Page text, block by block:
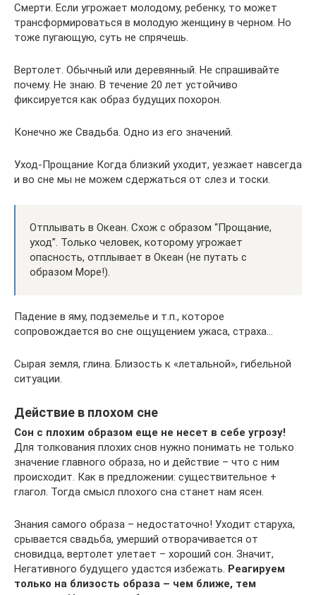
Смерти. Если угрожает молодому, ребенку, то может
трансформироваться в молодую женщину в черном. Но
тоже пугающую, суть не спрячешь.
Вертолет. Обычный или деревянный. Не спрашивайте
почему. Не знаю. В течение 20 лет устойчиво
фиксируется как образ будущих похорон.
Конечно же Свадьба. Одно из его значений.
Уход-Прощание Когда близкий уходит, уезжает навсегда
и во сне мы не можем сдержаться от слез и тоски.
Отплывать в Океан. Схож с образом “Прощание,
уход”. Только человек, которому угрожает
опасность, отплывает в Океан (не путать с
образом Море!).
Падение в яму, подземелье и т.п., которое
сопровождается во сне ощущением ужаса, страха…
Сырая земля, глина. Близость к «летальной», гибельной
ситуации.
Действие в плохом сне
Сон с плохим образом еще не несет в себе угрозу!
Для толкования плохих снов нужно понимать не только
значение главного образа, но и действие – что с ним
происходит. Как в предложении: существительное +
глагол. Тогда смысл плохого сна станет нам ясен.
Знания самого образа – недостаточно! Уходит старуха,
срывается свадьба, умерший отворачивается от
сновидца, вертолет улетает – хороший сон. Значит,
Негативного будущего удастся избежать. Реагируем
только на близость образа – чем ближе, тем